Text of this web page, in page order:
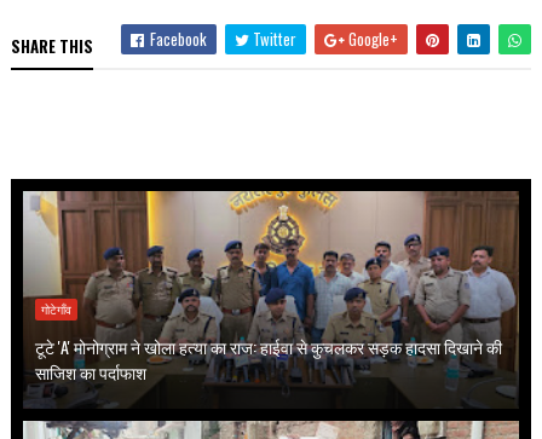
SHARE THIS Facebook Twitter Google+
गोटेगाँव
टूटे 'A' मोनोग्राम ने खोला हत्या का राज: हाईवा से कुचलकर सड़क हादसा दिखाने की
साजिश का पर्दाफाश